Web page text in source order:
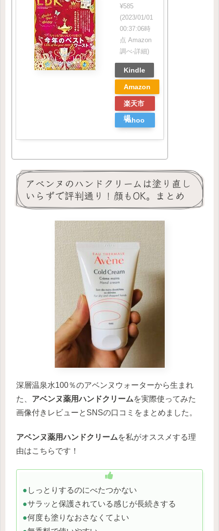
¥585
(2023/01/01
00:37:06時
点 Amazon
調べ-詳細)
Kindle
Amazon
楽天市
場
Yahoo
アベンヌのハンドクリームは塗り直し
いらずで評判通り！顔もOK。まとめ
深層温泉水100％のアベンヌウォーターから生まれ
た、 アベンヌ薬用ハンドクリームを実際使ってみた
画像付きレビューとSNSの口コミをまとめました。
アベンヌ薬用ハンドクリームを私がオススメする理
由はこちらです！
● しっとりするのにべたつかない
●サラッと保護されている感じが長続きする
●何度も塗りなおさなくてよい